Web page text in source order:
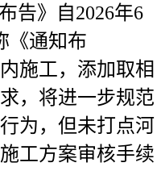
告》自2026年6
《通知布
施工，添加取相
，将进一步规范
为，但未打点河
工方案审核手续